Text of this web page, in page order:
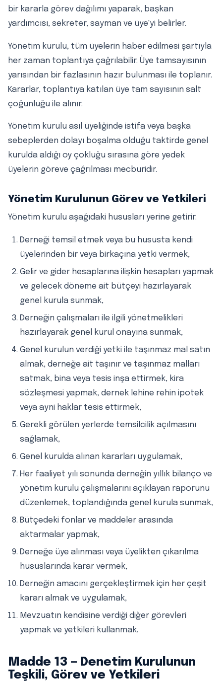
bir kararla görev dağılımı yaparak, başkan
yardımcısı, sekreter, sayman ve üye'yi belirler.
Yönetim kurulu, tüm üyelerin haber edilmesi şartıyla
her zaman toplantıya çağrılabilir. Üye tamsayısının
yarısından bir fazlasının hazır bulunması ile toplanır.
Kararlar, toplantıya katılan üye tam sayısının salt
çoğunluğu ile alınır.
Yönetim kurulu asıl üyeliğinde istifa veya başka
sebeplerden dolayı boşalma olduğu taktirde genel
kurulda aldığı oy çokluğu sırasına göre yedek
üyelerin göreve çağrılması mecburidir.
Yönetim Kurulunun Görev ve Yetkileri
Yönetim kurulu aşağıdaki hususları yerine getirir.
Derneği temsil etmek veya bu hususta kendi
üyelerinden bir veya birkaçına yetki vermek,
Gelir ve gider hesaplarına ilişkin hesapları yapmak
ve gelecek döneme ait bütçeyi hazırlayarak
genel kurula sunmak,
Derneğin çalışmaları ile ilgili yönetmelikleri
hazırlayarak genel kurul onayına sunmak,
Genel kurulun verdiği yetki ile taşınmaz mal satın
almak, derneğe ait taşınır ve taşınmaz malları
satmak, bina veya tesis inşa ettirmek, kira
sözleşmesi yapmak, dernek lehine rehin ipotek
veya ayni haklar tesis ettirmek,
Gerekli görülen yerlerde temsilcilik açılmasını
sağlamak,
Genel kurulda alınan kararları uygulamak,
Her faaliyet yılı sonunda derneğin yıllık bilanço ve
yönetim kurulu çalışmalarını açıklayan raporunu
düzenlemek, toplandığında genel kurula sunmak,
Bütçedeki fonlar ve maddeler arasında
aktarmalar yapmak,
Derneğe üye alınması veya üyelikten çıkarılma
hususlarında karar vermek,
Derneğin amacını gerçekleştirmek için her çeşit
kararı almak ve uygulamak,
Mevzuatın kendisine verdiği diğer görevleri
yapmak ve yetkileri kullanmak.
Madde 13 — Denetim Kurulunun
Teşkili, Görev ve Yetkileri